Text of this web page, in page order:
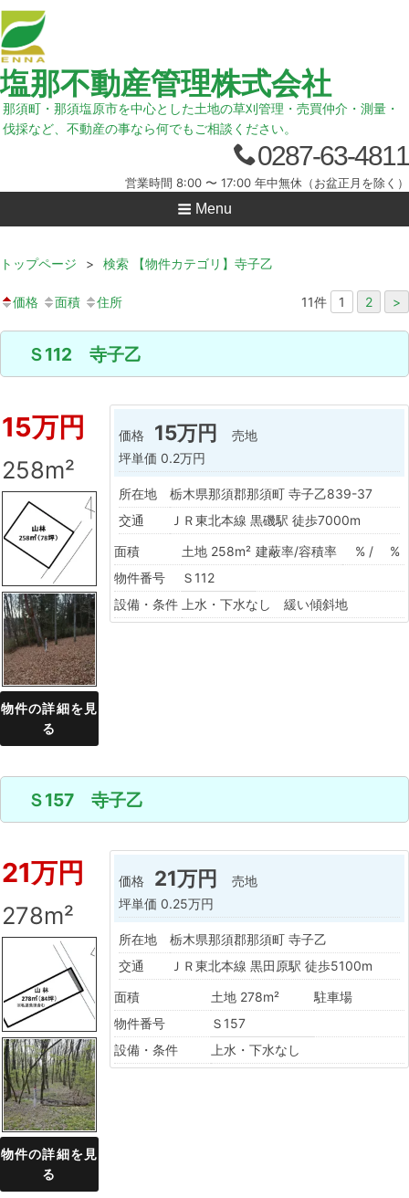
塩那不動産管理株式会社
那須町・那須塩原市を中心とした土地の草刈管理・売買仲介・測量・
伐採など、不動産の事なら何でもご相談ください。
0287-63-4811
営業時間 8:00 〜 17:00 年中無休（お盆正月を除く）
Menu
トップページ > 検索 【物件カテゴリ】寺子乙
価格 面積 住所 11件 1 2 >
Ｓ112 寺子乙
15万円
258m²
物件の詳細を見
る
価格 15万円
売地
坪単価 0.2万円
所在地
栃木県那須郡那須町 寺子乙839-37
交通
ＪＲ東北本線 黒磯駅 徒歩7000m
面積
土地 258m² 建蔽率/容積率
% / %
物件番号
Ｓ112
設備・条件 上水・下水なし 緩い傾斜地
Ｓ157 寺子乙
21万円
278m²
物件の詳細を見
る
価格 21万円
売地
坪単価 0.25万円
所在地
栃木県那須郡那須町 寺子乙
交通
ＪＲ東北本線 黒田原駅 徒歩5100m
面積
土地 278m²
駐車場
物件番号
Ｓ157
設備・条件
上水・下水なし